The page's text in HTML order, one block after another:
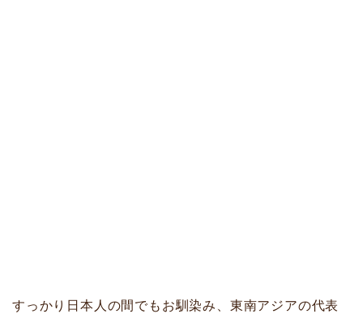
すっかり日本人の間でもお馴染み、東南アジアの代表